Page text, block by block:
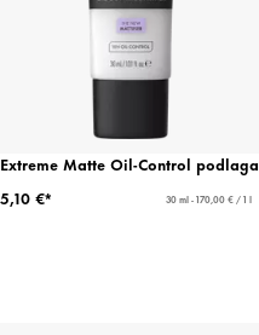
Extreme Matte Oil-Control podlaga
5,10 €*
30 ml - 170,00 € / 1 l